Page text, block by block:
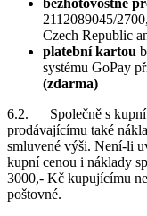
bezhotovostně
2112089045/
Czech Republic
platební kartou
systému GoPay
(zdarma)
6.2. Společně s kupní
prodávajícímu také
smluvené výši. Není-li
kupní cenou i náklady
3000,- Kč kupujícímu
poštovné.